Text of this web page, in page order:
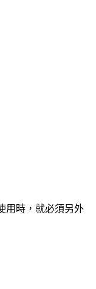
用時，就必須另外